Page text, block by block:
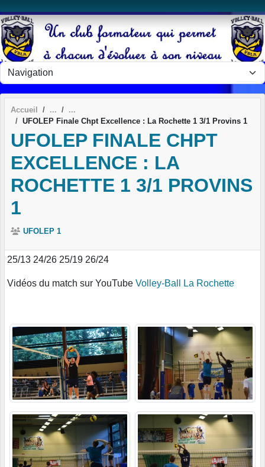
Accueil
UFOLEP Finale Chpt Excellence : La Rochette 1 3/1 Provins 1
UFOLEP FINALE CHPT
EXCELLENCE : LA
ROCHETTE 1 3/1 PROVINS
1
UFOLEP 1
25/13 24/26 25/19 26/24
Vidéos du match sur YouTube Volley-Ball La Rochette